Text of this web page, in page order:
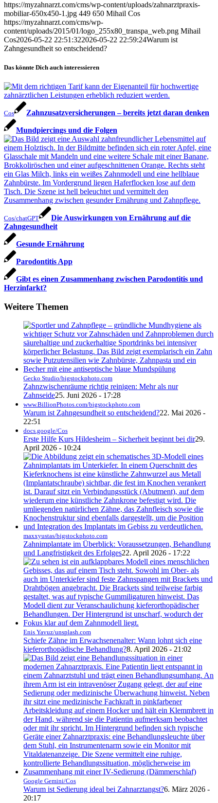
https://myzahnarzt.com/cms/wp-content/uploads/zahnarztpraxis-
mobiliar-650x450-1.jpg 449 650 Mihail Cos
https://myzahnarzt.com/cms/wp-
content/uploads/2015/01/logo_255x80_transpa_web.png Mihail
Cos2026-05-22 22:51:322026-05-22 22:59:24Warum ist
Zahngesundheit so entscheidend?
Das könnte Dich auch interessieren
Cos Zahnzusatzversicherungen – bereits jetzt daran denken
Mundpiercings und die Folgen
Cos/chatGPT
Die Auswirkungen von Ernährung auf die
Zahngesundheit
Gesunde Ernährung
Parodontitis App
Gibt es einen Zusammenhang zwischen Parodontitis und
Herzinfarkt?
Weitere Themen
Gecko Studio/bigstockphoto.com
Zahnzwischenräume richtig reinigen: Mehr als nur
Zahnseide25. Juni 2026 - 17:28
www.BillionPhotos.com/bigstockphoto.com
Warum ist Zahngesundheit so entscheidend?22. Mai 2026 -
22:51
docs.google/Cos
Erste Hilfe Kurs Hildesheim – Sicherheit beginnt bei dir29.
April 2026 - 10:24
maxxyustas/bigstockphoto.com
Zahnimplantate im Überblick: Voraussetzungen, Behandlung
und Langfristigkeit des Erfolges22. April 2026 - 17:22
Enis Yavuz/unsplash.com
Schiefe Zähne im Erwachsenenalter: Wann lohnt sich eine
kieferorthopädische Behandlung?8. April 2026 - 21:02
Google Gemini/Cos
Warum ist Sedierung ideal bei Zahnarztangst?6. März 2026 -
20:17